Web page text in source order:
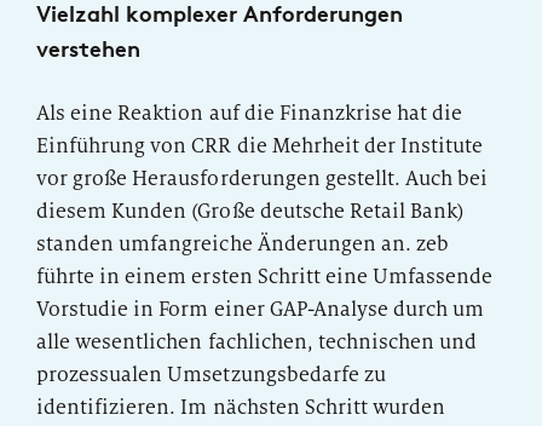
Vielzahl komplexer Anforderungen
verstehen
Als eine Reaktion auf die Finanzkrise hat die
Einführung von CRR die Mehrheit der Institute
vor große Herausforderungen gestellt. Auch bei
diesem Kunden (Große deutsche Retail Bank)
standen umfangreiche Änderungen an. zeb
führte in einem ersten Schritt eine Umfassende
Vorstudie in Form einer GAP-Analyse durch um
alle wesentlichen fachlichen, technischen und
prozessualen Umsetzungsbedarfe zu
identifizieren. Im nächsten Schritt wurden